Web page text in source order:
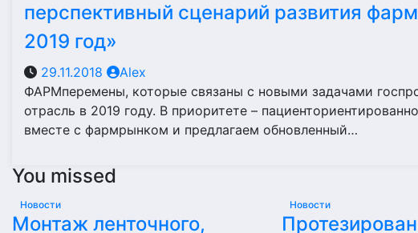
перспективный сценарий развития
2019 год»
29.11.2018
Alex
ФАРМперемены, которые связаны с новыми задачами
отрасль в 2019 году. В приоритете –
вместе с фармрынком и предлагаем обновленный…
You missed
Новости
Монтаж ленточного,
Новости